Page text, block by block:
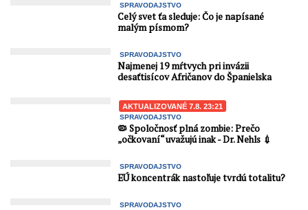
SPRAVODAJSTVO
Celý svet ťa sleduje: Čo je napísané
malým písmom?
SPRAVODAJSTVO
Najmenej 19 mŕtvych pri invázii
desaťtisícov Afričanov do Španielska
AKTUALIZOVANÉ 7.8. 23:21
SPRAVODAJSTVO
🦠 Spoločnosť plná zombie: Prečo
„očkovaní“ uvažujú inak - Dr. Nehls 💉
SPRAVODAJSTVO
EÚ koncentrák nastoľuje tvrdú totalitu?
SPRAVODAJSTVO